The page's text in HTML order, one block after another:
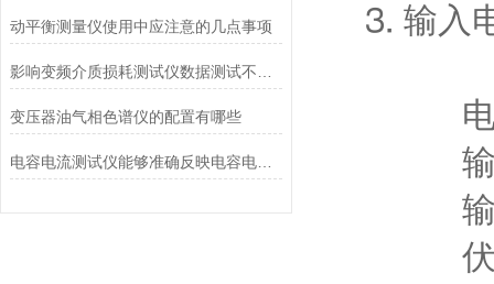
动平衡测量仪使用中应注意的几点事项
变压器油气相色谱仪的配置有哪些
电容电流测试仪能够准确反映电容电流的真实情况
⒊ 输入